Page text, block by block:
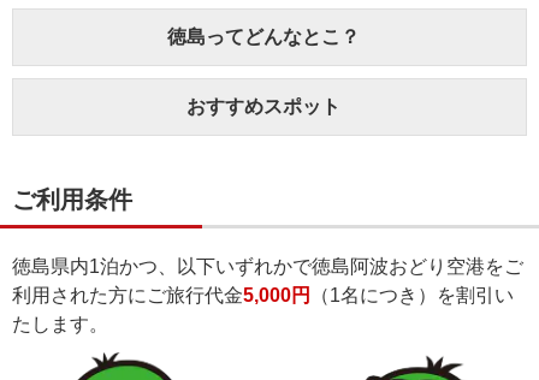
徳島ってどんなとこ？
おすすめスポット
ご利用条件
徳島県内1泊かつ、以下いずれかで徳島阿波おどり空港をご
利用された方にご旅行代金5,000円
（1名につき）を割引い
たします。